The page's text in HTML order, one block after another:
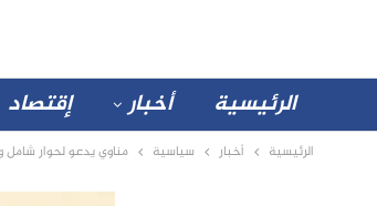
الرئيسية أخبار إقتصاد
الرئيسية أخبار سياسية مناوي يدعو لحوار شامل